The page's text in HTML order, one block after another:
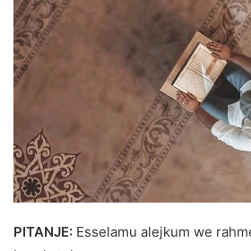
PITANJE: Esselamu alejkum we